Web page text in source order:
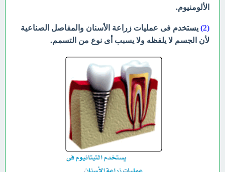
الألومنيوم.
(2)
يستخدم فى عمليات زراعة الأسنان والمفاصل الصناعية
لأن الجسم لا يلفظه ولا يسبب أى نوع من التسمم.